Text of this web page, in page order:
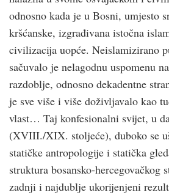
odnosno kada je u Bosni, umjesto
kršćanske, izgrađivana istočna
civilizacija uopće. Neislamizirano
sačuvalo je nelagodnu uspomenu
razdoblje, odnosno dekadentne
je sve više i više doživljavalo kao
vlast… Taj konfesionalni svijet, u
(XVIII./XIX. stoljeće), duboko se
statičke antropologije i statička
struktura bosansko-hercegovačkog
zadnji i najdublje ukorijenjeni